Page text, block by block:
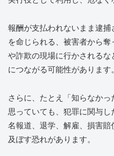
報酬が支払われないまま逮
を命じられる、被害者から
や詐欺の現場に行かされる
につながる可能性があります
さらに、たとえ「知らなか
思っていても、犯罪に関与
名報道、退学、解雇、損害
及ぼす恐れがあります。